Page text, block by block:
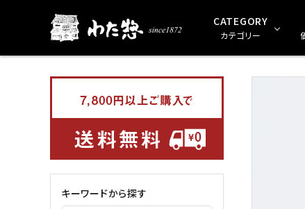
CATEGORY
カテゴリー
ギフトセット（贈り物用）
乾物
めん類
0～999円
キーワードから探す